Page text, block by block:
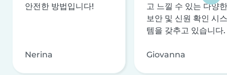
안전한 방법입니다!
Nerina
고 느낄 수 있는 다양한
보안 및 신원 확인 시스
템을 갖추고 있습니다.
Giovanna